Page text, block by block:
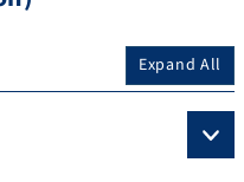
Expand All